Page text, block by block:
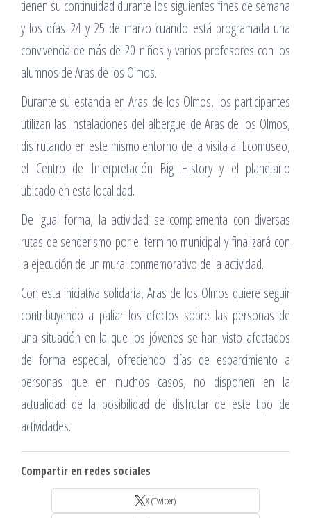
tienen su continuidad durante los siguientes fines de semana
y los días 24 y 25 de marzo cuando está programada una
convivencia de más de 20 niños y varios profesores con los
alumnos de Aras de los Olmos.
Durante su estancia en Aras de los Olmos, los participantes
utilizan las instalaciones del albergue de Aras de los Olmos,
disfrutando en este mismo entorno de la visita al Ecomuseo,
el Centro de Interpretación Big History y el planetario
ubicado en esta localidad.
De igual forma, la actividad se complementa con diversas
rutas de senderismo por el termino municipal y finalizará con
la ejecución de un mural conmemorativo de la actividad.
Con esta iniciativa solidaria, Aras de los Olmos quiere seguir
contribuyendo a paliar los efectos sobre las personas de
una situación en la que los jóvenes se han visto afectados
de forma especial, ofreciendo días de esparcimiento a
personas que en muchos casos, no disponen en la
actualidad de la posibilidad de disfrutar de este tipo de
actividades.
Compartir en redes sociales
X (Twitter)